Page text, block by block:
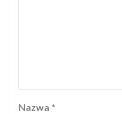
Nazwa *